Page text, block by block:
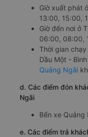
Giờ xuất phát
13:00, 15:00,
Giờ đến nơi ở
06:00, 08:00,
Thời gian
Dầu Một -
Quảng Ngãi
d. Các điểm đón
Ngãi
Bến xe Quảng
e. Các điểm trả